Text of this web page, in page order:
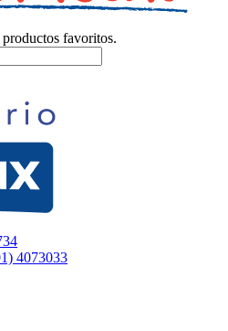
favoritos.
4073033